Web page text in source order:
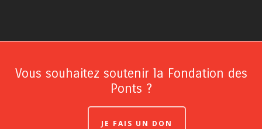
Vous souhaitez soutenir la Fondation des
Ponts ?
JE FAIS UN DON